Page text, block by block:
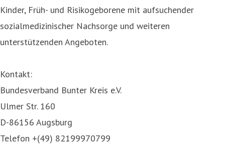
Kinder, Früh- und Risikogeborene mit aufsuchender
sozialmedizinischer Nachsorge und weiteren
unterstützenden Angeboten.
Kontakt:
Bundesverband Bunter Kreis e.V.
Ulmer Str. 160
D-86156 Augsburg
Telefon +(49) 82199970799